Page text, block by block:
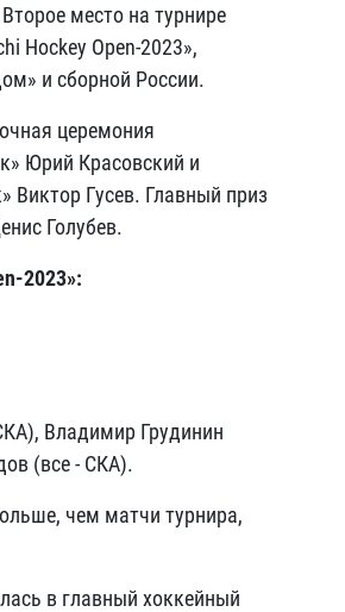
место на турнире
Hockey Open-2023»,
и сборной России.
церемония
Юрий Красовский и
Виктор Гусев. Главный приз
Голубев.
2023»:
Владимир Грудинин
(все - СКА).
чем матчи турнира,
в главный хоккейный